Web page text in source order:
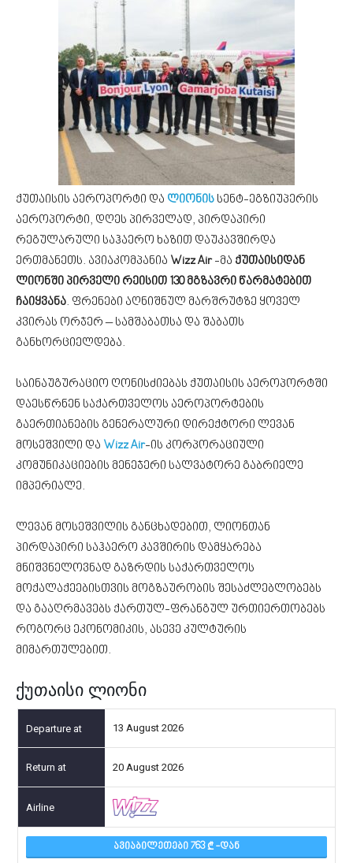
ქუთაისის აეროპორტი და ლიონის სენტ-ეგზიუპერის
აეროპორტი, დღეს პირველად, პირდაპირი
რეგულარული საჰაერო ხაზით დაუკავშირდა
ერთმანეთს. ავიაკომპანია Wizz Air-მა ქუთაისიდან
ლიონში პირველი რეისით 130 მგზავრი წარმატებით
ჩაიყვანა. ფრენები აღნიშნულ მარშრუტზე ყოველ
კვირას ორჯერ – სამშაბათსა და შაბათს
განხორციელდება.
საინაუგურაციო ღონისძიებას ქუთაისის აეროპორტში
დაესწრნენ საქართველოს აეროპორტების
გაერთიანების გენერალური დირექტორი ლევან
მოსეშვილი და Wizz Air-ის კორპორაციული
კომუნიკაციების მენეჯერი სალვატორე გაბრიელე
იმპერიალე.
ლევან მოსეშვილის განცხადებით, ლიონთან
პირდაპირი საჰაერო კავშირის დამყარება
მნიშვნელოვნად გაზრდის საქართველოს
მოქალაქეებისთვის მოგზაურობის შესაძლებლობებს
და გააღრმავებს ქართულ-ფრანგულ ურთიერთობებს
როგორც ეკონომიკის, ასევე კულტურის
მიმართულებით.
ქუთაისი ლიონი
13 August 2026
20 August 2026
ᲐᲕᲘᲐᲑᲘᲚᲔᲗᲔᲑᲘ 763 -ᲓᲐᲜ